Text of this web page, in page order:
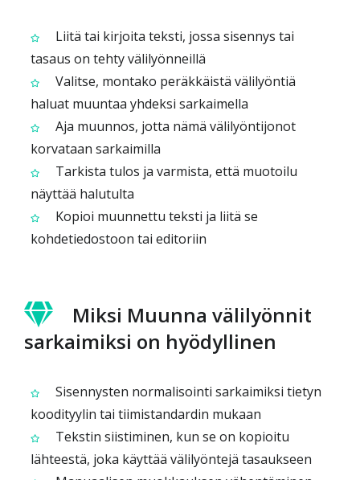
Liitä tai kirjoita teksti, jossa sisennys tai
tasaus on tehty välilyönneillä
Valitse, montako peräkkäistä välilyöntiä
haluat muuntaa yhdeksi sarkaimella
Aja muunnos, jotta nämä välilyöntijonot
korvataan sarkaimilla
Tarkista tulos ja varmista, että muotoilu
näyttää halutulta
Kopioi muunnettu teksti ja liitä se
kohdetiedostoon tai editoriin
Miksi Muunna välilyönnit
sarkaimiksi on hyödyllinen
Sisennysten normalisointi sarkaimiksi tietyn
koodityylin tai tiimistandardin mukaan
Tekstin siistiminen, kun se on kopioitu
lähteestä, joka käyttää välilyöntejä tasaukseen